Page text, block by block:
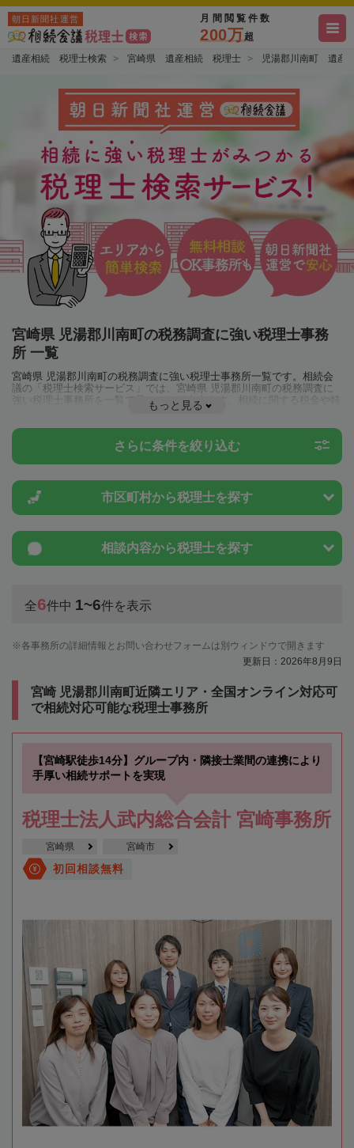
朝日新聞社運営 月間閲覧件数
200万超
遺産相続 税理士検索 宮崎県 遺産相続 税理士 児湯郡川南町 遺産
宮崎県 児湯郡川南町の税務調査に強い税理士事務
所 一覧
宮崎県 児湯郡川南町の税務調査に強い税理士事務所一覧です。相続会
議の「税理士検索サービス」では、宮崎県 児湯郡川南町の税務調査に
強い税理士事務所を一覧で見ることが出来ます。相続に関する税金や特
例制度のことは一度近隣の税理士に相談してみましょう。
もっと見る
さらに条件を絞り込む
市区町村から税理士を探す
相談内容から税理士を探す
全6件中 1~6件を表示
各事務所の詳細情報とお問い合わせフォームは別ウィンドウで開きます
更新日：2026年8月9日
宮崎 児湯郡川南町近隣エリア・全国オンライン対応可
で相続対応可能な税理士事務所
【宮崎駅徒歩14分】グループ内・隣接士業間の連携により
手厚い相続サポートを実現
税理士法人武内総合会計 宮崎事務所
宮崎県 宮崎市
初回相談無料